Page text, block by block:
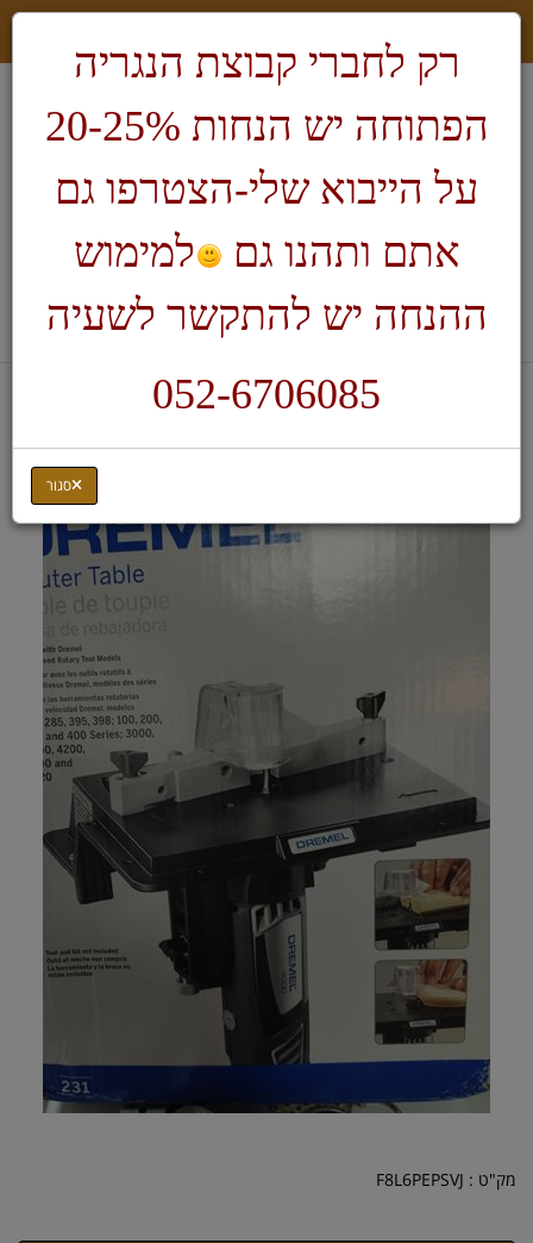
לעגלת הקניות
דרמל ואביזרים נלווים
מק"ט : F8L6PEPSVJ
רק לחברי קבוצת הנגריה
הפתוחה יש הנחות 20-25%
על הייבוא שלי-הצטרפו גם
אתם ותהנו גם
למימוש
ההנחה יש להתקשר לשעיה
052-6706085
סגור